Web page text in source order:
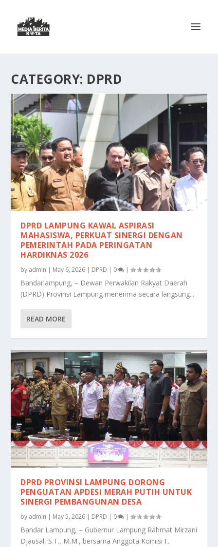
CATEGORY: DPRD
DPRD LAMPUNG KAWAL ASPIRASI
MAHASISWA, PERKUAT SINERGI DENGAN
PEMERINTAH PADA PERINGATAN
HARDIKNAS 2026
by admin | May 6, 2026 | DPRD | 0 |
Bandarlampung, – Dewan Perwakilan Rakyat Daerah
(DPRD) Provinsi Lampung menerima secara langsung...
READ MORE
DPRD PROVINSI LAMPUNG DORONG
PENGUATAN APDESI MERAH PUTIH UNTUK
SINERGI PEMBANGUNAN DESA
by admin | May 5, 2026 | DPRD | 0 |
Bandar Lampung, – Gubernur Lampung Rahmat Mirzani
Djausal, S.T., M.M., bersama Anggota Komisi I...